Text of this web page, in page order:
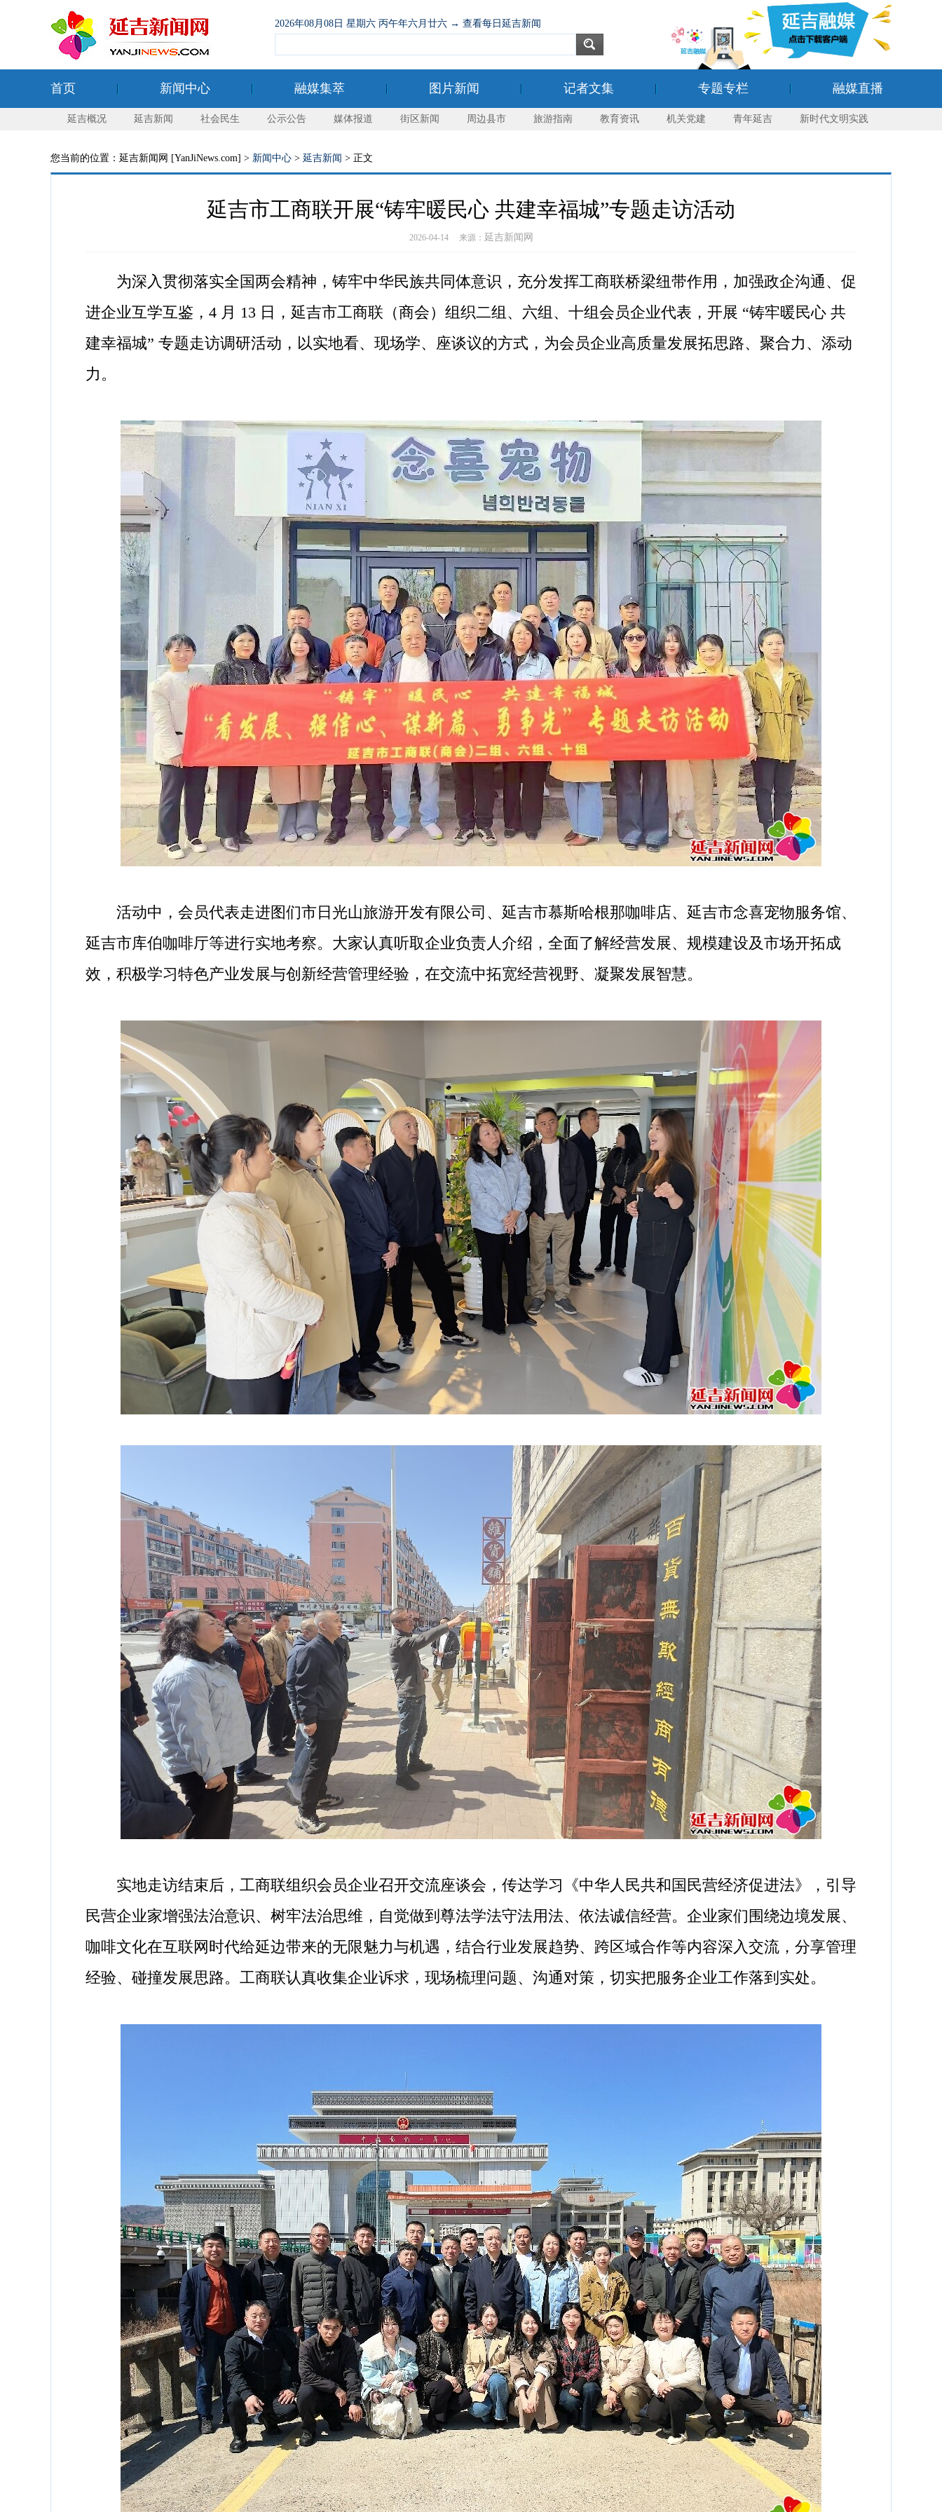
2026年08月08日 星期六 丙午年六月廿六 → 查看每日延吉新闻
首页 新闻中心 融媒集萃 图片新闻 记者文集 专题专栏 融媒直播
延吉概况 延吉新闻 社会民生 公示公告 媒体报道 街区新闻 周边县市 旅游指南 教育资讯 机关党建 青年延吉 新时代文明实践
您当前的位置：延吉新闻网 [YanJiNews.com] > 新闻中心 > 延吉新闻 > 正文
延吉市工商联开展“铸牢暖民心 共建幸福城”专题走访活动
2026-04-14 来源： 延吉新闻网
为深入贯彻落实全国两会精神，铸牢中华民族共同体意识，充分发挥工商联桥梁纽带作用，加强政企沟通、促
进企业互学互鉴，4 月 13 日，延吉市工商联（商会）组织二组、六组、十组会员企业代表，开展 “铸牢暖民心 共
建幸福城” 专题走访调研活动，以实地看、现场学、座谈议的方式，为会员企业高质量发展拓思路、聚合力、添动
力。
活动中，会员代表走进图们市日光山旅游开发有限公司、延吉市慕斯哈根那咖啡店、延吉市念喜宠物服务馆、
延吉市库伯咖啡厅等进行实地考察。大家认真听取企业负责人介绍，全面了解经营发展、规模建设及市场开拓成
效，积极学习特色产业发展与创新经营管理经验，在交流中拓宽经营视野、凝聚发展智慧。
实地走访结束后，工商联组织会员企业召开交流座谈会，传达学习《中华人民共和国民营经济促进法》，引导
民营企业家增强法治意识、树牢法治思维，自觉做到尊法学法守法用法、依法诚信经营。企业家们围绕边境发展、
咖啡文化在互联网时代给延边带来的无限魅力与机遇，结合行业发展趋势、跨区域合作等内容深入交流，分享管理
经验、碰撞发展思路。工商联认真收集企业诉求，现场梳理问题、沟通对策，切实把服务企业工作落到实处。